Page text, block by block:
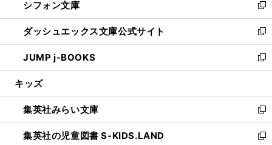
く
で
開
く
ィ
ン
ド
ウ
で
開
い
ウ
ィ
ン
ド
ウ
開
く
シフォン文庫
新
し
い
ウ
ィ
ン
ウ
で
開
く
ダッシュエックス文庫公式サイト
新
し
い
ウ
ン
ド
ウ
で
JUMP j-BOOKS
新
し
ウ
ィ
ン
ド
キッズ
集英社みらい文庫
新
し
い
集英社の児童図書 S-KIDS.LAND
新